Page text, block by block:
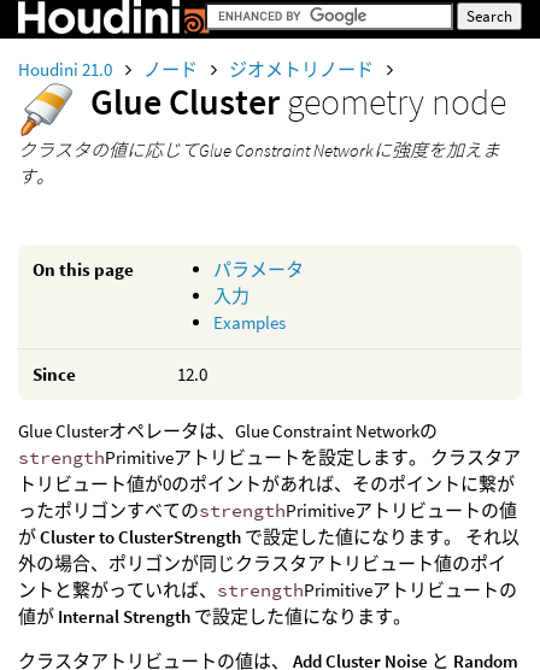
Houdini 21.0 ノード ジオメトリノード
Glue Clustergeometry node
クラスタの値に応じてGlue Constraint Networkに強度を加えま
す。
On this page
パラメータ
入力
Examples
Since 12.0
Glue Clusterオペレータは、Glue Constraint Networkの
strengthPrimitiveアトリビュートを設定します。 クラスタア
トリビュート値が0のポイントがあれば、そのポイントに繋が
ったポリゴンすべてのstrengthPrimitiveアトリビュートの値
がCluster to ClusterStrength で設定した値になります。 それ以
外の場合、ポリゴンが同じクラスタアトリビュート値のポイ
ントと繋がっていれば、 strengthPrimitiveアトリビュートの
値が Internal Strength で設定した値になります。
クラスタアトリビュートの値は、 Add Cluster Noise と Random